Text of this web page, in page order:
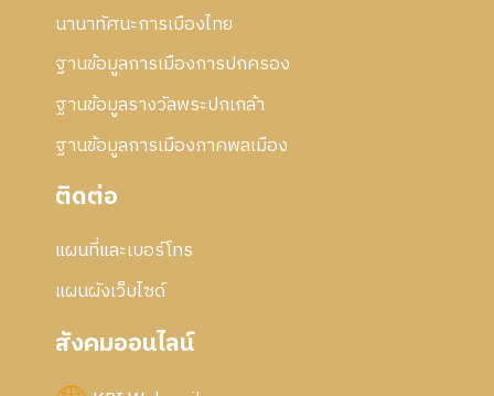
นานาทัศนะการเมืองไทย
ฐานข้อมูลการเมืองการปกครอง
ฐานข้อมูลรางวัลพระปกเกล้า
ฐานข้อมูลการเมืองภาคพลเมือง
ติดต่อ
แผนที่และเบอร์โทร
แผนผังเว็บไซด์
สังคมออนไลน์